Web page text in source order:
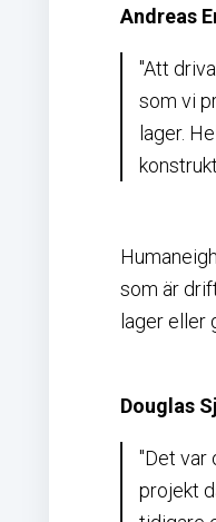
Andreas
"Att
som vi
lager.
som är
lager eller
Douglas
"Det var
projekt